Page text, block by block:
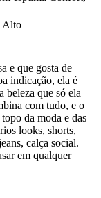
Alto
e que gosta de
indicação, ela é
beleza que só ela
com tudo, e o
da moda e das
looks, shorts,
calça social.
em qualquer